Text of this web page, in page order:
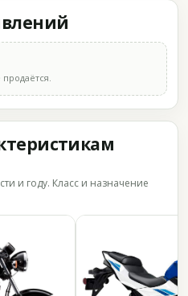
и году. Класс и назначение